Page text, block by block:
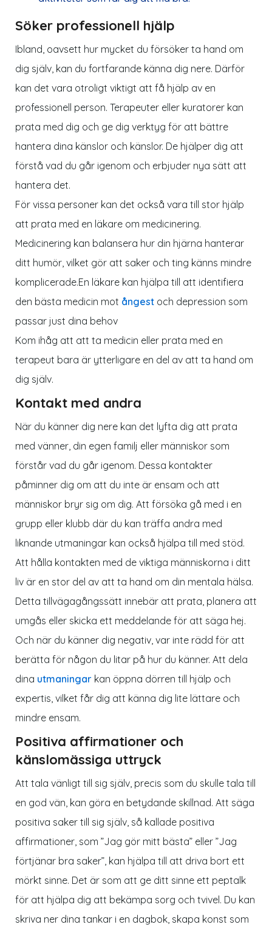
Söker professionell hjälp
Ibland, oavsett hur mycket du försöker ta hand om
dig själv, kan du fortfarande känna dig nere. Därför
kan det vara otroligt viktigt att få hjälp av en
professionell person. Terapeuter eller kuratorer kan
prata med dig och ge dig verktyg för att bättre
hantera dina känslor och känslor. De hjälper dig att
förstå vad du går igenom och erbjuder nya sätt att
hantera det.
För vissa personer kan det också vara till stor hjälp
att prata med en läkare om medicinering.
Medicinering kan balansera hur din hjärna hanterar
ditt humör, vilket gör att saker och ting känns mindre
komplicerade.En läkare kan hjälpa till att identifiera
den bästa medicin mot ångest och depression som
passar just dina behov
Kom ihåg att att ta medicin eller prata med en
terapeut bara är ytterligare en del av att ta hand om
dig själv.
Kontakt med andra
När du känner dig nere kan det lyfta dig att prata
med vänner, din egen familj eller människor som
förstår vad du går igenom. Dessa kontakter
påminner dig om att du inte är ensam och att
människor bryr sig om dig. Att försöka gå med i en
grupp eller klubb där du kan träffa andra med
liknande utmaningar kan också hjälpa till med stöd.
Att hålla kontakten med de viktiga människorna i ditt
liv är en stor del av att ta hand om din mentala hälsa.
Detta tillvägagångssätt innebär att prata, planera att
umgås eller skicka ett meddelande för att säga hej.
Och när du känner dig negativ, var inte rädd för att
berätta för någon du litar på hur du känner. Att dela
dina utmaningar kan öppna dörren till hjälp och
expertis, vilket får dig att känna dig lite lättare och
mindre ensam.
Positiva affirmationer och
känslomässiga uttryck
Att tala vänligt till sig själv, precis som du skulle tala till
en god vän, kan göra en betydande skillnad. Att säga
positiva saker till sig själv, så kallade positiva
affirmationer, som ”Jag gör mitt bästa” eller ”Jag
förtjänar bra saker”, kan hjälpa till att driva bort ett
mörkt sinne. Det är som att ge ditt sinne ett peptalk
för att hjälpa dig att bekämpa sorg och tvivel. Du kan
skriva ner dina tankar i en dagbok, skapa konst som